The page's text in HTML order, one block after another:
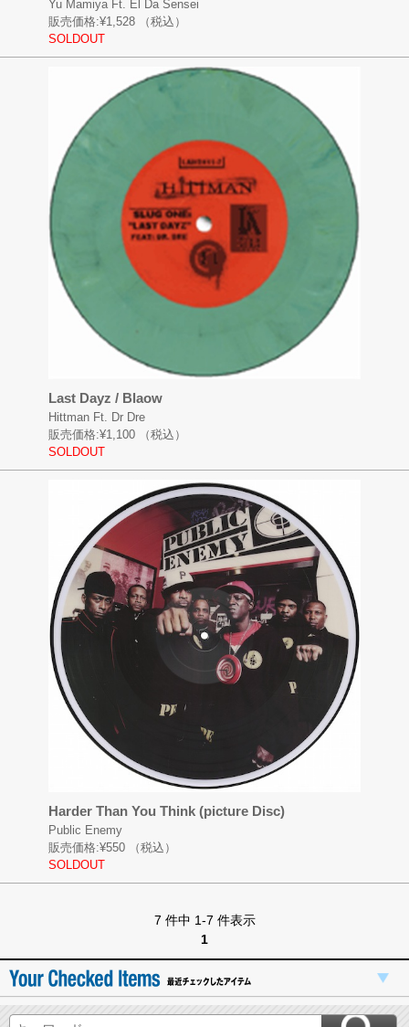
Yu Mamiya Ft. El Da Sensei
販売価格:¥1,528
（税込）
SOLDOUT
Last Dayz / Blaow
Hittman Ft. Dr Dre
販売価格:¥1,100
（税込）
SOLDOUT
Harder Than You Think (picture Disc)
Public Enemy
販売価格:¥550
（税込）
SOLDOUT
7 件中 1-7 件表示
1